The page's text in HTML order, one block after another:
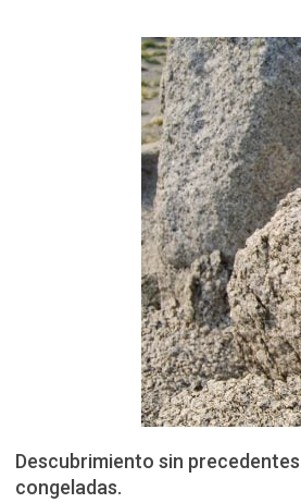
Descubrimiento sin
congeladas.